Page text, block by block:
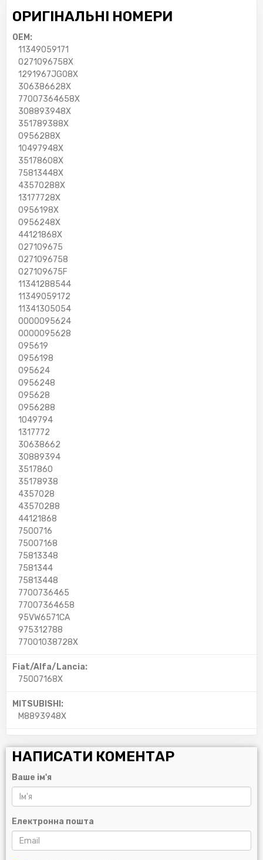
ОРИГІНАЛЬНІ НОМЕРИ
OEM:
11349059171
0271096758X
1291967JG08X
306386628X
77007364658X
308893948X
351789388X
0956288X
10497948X
35178608X
75813448X
43570288X
13177728X
0956198X
0956248X
44121868X
027109675
0271096758
027109675F
11341288544
11349059172
11341305054
0000095624
0000095628
095619
0956198
095624
0956248
095628
0956288
1049794
1317772
30638662
30889394
3517860
35178938
4357028
43570288
44121868
7500716
75007168
75813348
7581344
75813448
7700736465
77007364658
95VW6571CA
975312788
77001038728X
Fiat/Alfa/Lancia:
75007168X
MITSUBISHI:
M8893948X
НАПИСАТИ КОМЕНТАР
Ваше ім'я
Електронна пошта